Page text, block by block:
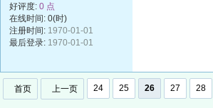
好评度: 0 点
在线时间: 0(时)
注册时间: 1970-01-01
最后登录: 1970-01-01
首页 上一页 24 25 26 27 28